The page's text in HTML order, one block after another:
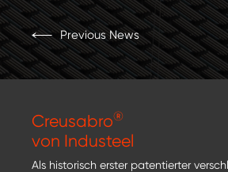
Previous News
Creusabro®
von Industeel
Als historisch erster patentierter